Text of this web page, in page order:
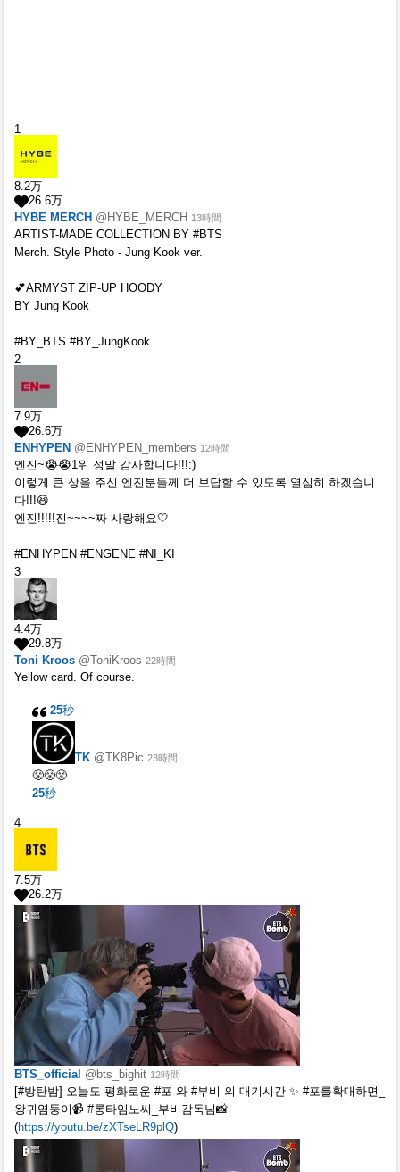
1
8.2万
26.6万
HYBE MERCH @HYBE_MERCH 13時間
ARTIST-MADE COLLECTION BY #BTS
Merch. Style Photo - Jung Kook ver.
💕ARMYST ZIP-UP HOODY
BY Jung Kook
#BY_BTS #BY_JungKook
2
7.9万
26.6万
ENHYPEN @ENHYPEN_members 12時間
엔진~😭😭1위 정말 감사합니다!!!:)
이렇게 큰 상을 주신 엔진분들께 더 보답할 수 있도록 열심히 하겠습니
다!!!😆
엔진!!!!!진~~~~짜 사랑해요🤍
#ENHYPEN #ENGENE #NI_KI
3
4.4万
29.8万
Toni Kroos @ToniKroos 22時間
Yellow card. Of course.
25秒
TK @TK8Pic 23時間
😤😤😤
25秒
4
7.5万
26.2万
BTS_official @bts_bighit 12時間
[#방탄밤] 오늘도 평화로운 #포 와 #부비 의 대기시간 ✨ #포를확대하면_
왕귀염둥이📹 #롱타임노씨_부비감독님📸
(https://youtu.be/zXTseLR9plQ)